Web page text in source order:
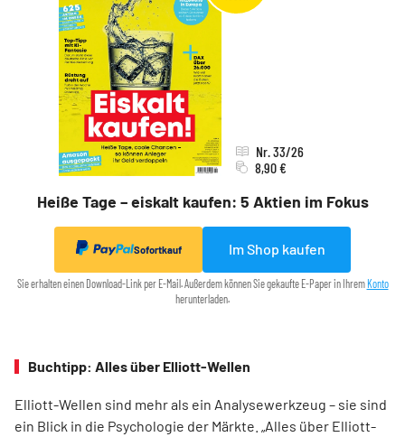
Heiße Tage – eiskalt kaufen: 5 Aktien im Fokus
Nr. 33/26
8,90 €
Sofortkauf Im Shop kaufen
Sie erhalten einen Download-Link per E-Mail. Außerdem können Sie gekaufte E-Paper in IhremKonto
herunterladen.
Buchtipp: Alles über Elliott-Wellen
Elliott-Wellen sind mehr als ein Analysewerkzeug – sie sind
ein Blick in die Psychologie der Märkte. „Alles über Elliott-